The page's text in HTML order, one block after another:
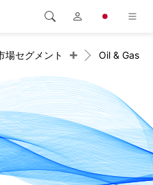
域
場セグメント + Oil & Gas